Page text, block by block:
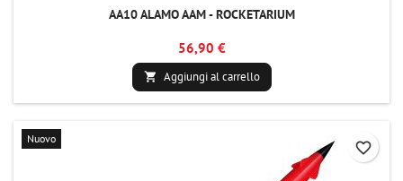
AA10 ALAMO AAM - ROCKETARIUM
56,90 €
 Aggiungi al carrello
Nuovo
favorite_border